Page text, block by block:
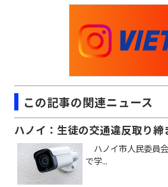
この記事の関連ニュース
ハノイ：生徒の交通違反取り
ハノイ市人民委員
で学...